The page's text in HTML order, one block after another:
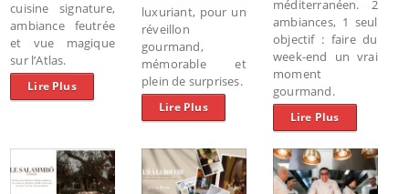
cuisine signature,
ambiance feutrée
et vue magique
sur l’Atlas.
Lire Plus
luxuriant, pour un
réveillon
gourmand,
mémorable et
plein de surprises.
Lire Plus
méditerranéen. 2
ambiances, 1 seul
objectif : faire du
week-end un vrai
moment
gourmand.
Lire Plus